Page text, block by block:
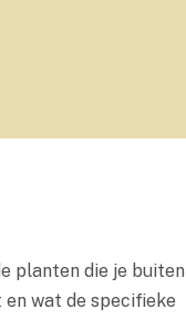
planten die je buiten
wat de specifieke